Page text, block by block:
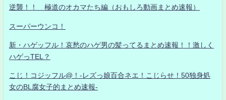
逆襲！！ 極道のオカマたち編（おもしろ動画まとめ速報）
スーパーウンコ！
新・ハゲッフル！哀愁のハゲ男の髪ってるまとめ速報！！激しく
ハゲっTEL？
こじ！コジッフル@！-レズっ娘百合ネエ！こじらせ！50独身処
女のBL腐女子的まとめ速報-